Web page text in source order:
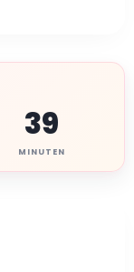
39
MINUTEN